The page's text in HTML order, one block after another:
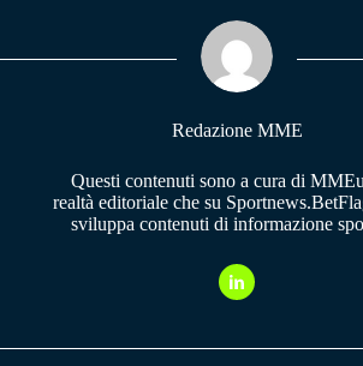
pp m
Redazione MME
Questi contenuti sono a cura di
realtà editoriale che su
sviluppa contenuti di informazione